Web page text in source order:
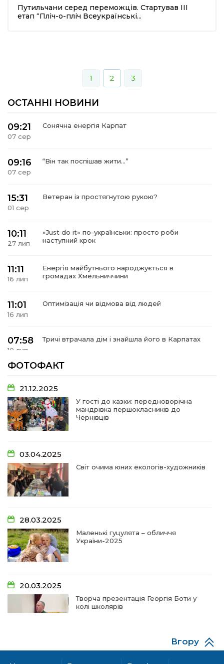
Путильчани серед переможців. Стартував ІІІ
етап “Пліч-о-пліч Всеукраїнські...
1 2 3
ОСТАННІ НОВИНИ
09:21
07 сер
Сонячна енергія Карпат
09:16
07 сер
“Він так поспішав жити…”
15:31
01 сер
Ветеран із простягнутою рукою?
10:11
27 лип
«Just do it» по-українськи: просто роби
наступний крок
11:11
16 лип
Енергія майбутнього народжується в
громадах Хмельниччини
11:01
16 лип
Оптимізація чи відмова від людей
07:58
10 лип
Тричі втрачала дім і знайшла його в Карпатах
10 лип
13:30
06 лип
Від прикордонної застави до Донбасу:
14:18
01 лип
09:31
28 чер
Творчі підсумки юних художників
09:28
28 чер
Довгопільський рок заради благодійності
09:20
28 чер
Проза Людмили Охріменко: про те, що і гріє, і
болить…
14:44 Рік невідомості та болю:
09:09
ФОТОФАКТ
21.12.2025
У гості до казки: передноворічна
мандрівка першокласників до
Чернівців
03.04.2025
Світ очима юних екологів-художників
28.03.2025
Маленькі гуцулята – обличчя
України-2025
20.03.2025
Творча презентація Георгія Боти у
колі школярів
06.12.2024
Вгору